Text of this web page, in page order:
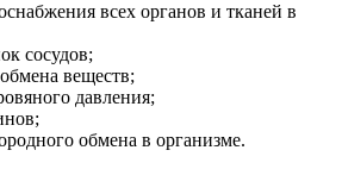
всех органов и тканей в
сосудов;
веществ;
давления;
обмена в организме.